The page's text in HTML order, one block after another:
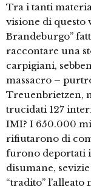
Tra i tanti
visione di questo
Brandeburgo”
raccontare una
carpigiani,
massacro –
Treuenbrietzen,
trucidati 127
IMI? I 650.000
rifiutarono di
furono deportati
disumane,
“tradito”